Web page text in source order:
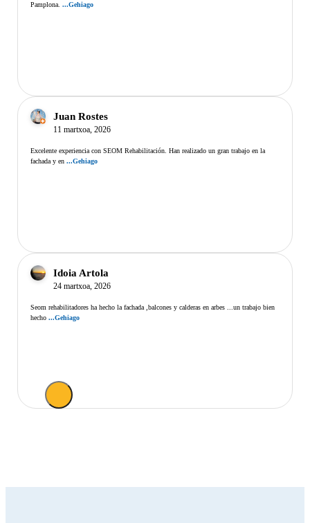
Pamplona. ...Gehiago
Juan Rostes
11 martxoa, 2026
Excelente experiencia con SEOM Rehabilitación. Han realizado un gran trabajo en la
fachada y en...Gehiago
Idoia Artola
24 martxoa, 2026
Seom rehabilitadores ha hecho la fachada ,balcones y calderas en arbes ...un trabajo bien
hecho...Gehiago